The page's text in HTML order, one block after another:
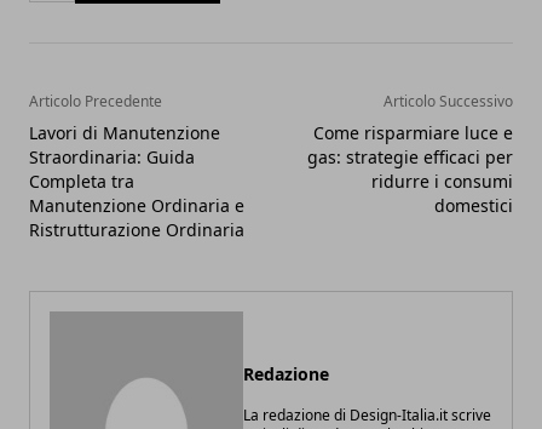
Articolo Precedente
Lavori di Manutenzione
Straordinaria: Guida
Completa tra
Manutenzione Ordinaria e
Ristrutturazione Ordinaria
Articolo Successivo
Come risparmiare luce e
gas: strategie efficaci per
ridurre i consumi
domestici
Redazione
La redazione di Design-Italia.it scrive